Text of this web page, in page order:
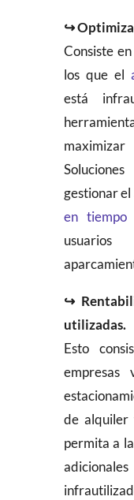
↪
Consiste
los que el
está
gestionar
en tiempo
↪
utilizadas.
Esto
empresas
de alquiler
permita a